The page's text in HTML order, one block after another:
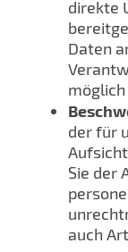
direkte
Daten
der für
Sie der
auch